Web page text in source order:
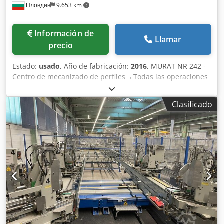
Пловдив 9.653 km
Información de
precio
Llamar
Estado: usado, Año de fabricación: 2016, MURAT NR 242 -
Centro de mecanizado de perfiles ¬ Todas las operaciones
de corte, fresado, taladrado, atornillado de refuerzos de
acero, marcado y fresado de extremos en perfiles de PVC
se agrupan en una sola máquina controlada por
ordenador. Las dos estaciones de mecanizado para
perfiles con refuerzo de acero aumentan la capacidad de
producción. ¬ Apilado de hasta 10 perfiles (longitud
máxima 6,5 m). ¬ Sistema manual de etiquetado con
códigos de barras, integrado en líneas individuales. ¬ Giro
automático servo-controlado de la sierra a cualquier
ángulo entre 30° y 150°, con una precisión de 0,1°. ¬
Fresado de orificios para evacuación, taladrado y fresado
en ángulos variables. ¬ Atornillado automático de
refuerzos de acero. ¬ Taladrado simultáneo de orificios
Clasificado